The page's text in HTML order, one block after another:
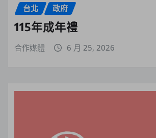
台北 政府
115年成年禮
合作媒體 6 月 25, 2026